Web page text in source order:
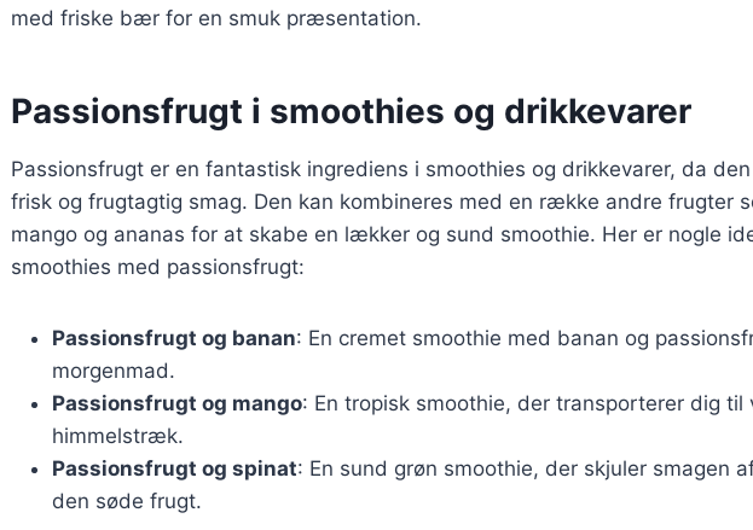
med friske bær for en smuk præsentation.
Passionsfrugt i smoothies og drikkevarer
Passionsfrugt er en fantastisk ingrediens i smoothies og drikkevarer, da
frisk og frugtagtig smag. Den kan kombineres med en række andre frugter
mango og ananas for at skabe en lækker og sund smoothie. Her er nogle
smoothies med passionsfrugt:
Passionsfrugt og banan: En cremet smoothie med banan og
morgenmad.
Passionsfrugt og mango: En tropisk smoothie, der transporterer dig til
himmelstræk.
Passionsfrugt og spinat: En sund grøn smoothie, der skjuler smagen
den søde frugt.